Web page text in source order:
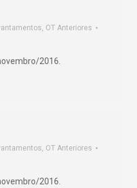
, OT Anteriores
2016.
, OT Anteriores
2016.